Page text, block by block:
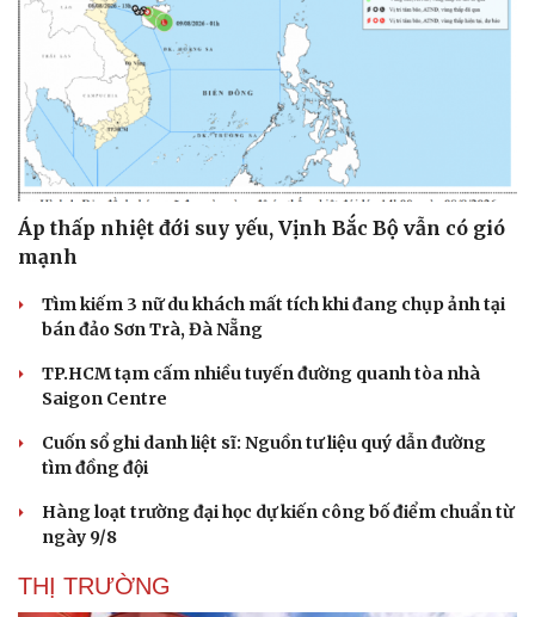
Sức khỏe
Dinh dưỡng - món ngon
Cây thuốc
Nhi khoa
Nam khoa
Làm đẹp - giảm cân
Phòng mạch online
Ăn sạch sống khỏe
Nhà đẹp
Áp thấp nhiệt đới suy yếu, Vịnh Bắc Bộ vẫn có gió
mạnh
Tìm kiếm 3 nữ du khách mất tích khi đang chụp ảnh tại
bán đảo Sơn Trà, Đà Nẵng
TP.HCM tạm cấm nhiều tuyến đường quanh tòa nhà
Saigon Centre
Cuốn sổ ghi danh liệt sĩ: Nguồn tư liệu quý dẫn đường
tìm đồng đội
Hàng loạt trường đại học dự kiến công bố điểm chuẩn từ
ngày 9/8
THỊ TRƯỜNG